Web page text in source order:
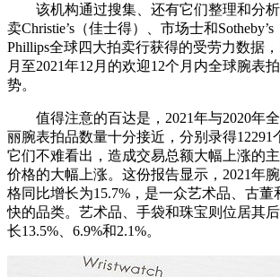
该机构通过搜集、还有它们整理和分析
卖Christie’s（佳士得）、市场士和
Phillips全球四大拍卖行获得的受劳力数据
月至2021年12月的欢迎12个月内全球腕表
势。
值得注意的百达是，2021年与2020年
丽腕表拍品数量十分接近，分别录得12291
它们不难看出，造成交易总额大幅上涨的
价格的大幅上涨。这份报告显示，2021年
格同比增长为15.7%，是一众艺术品、古董
快的品类。艺术品、手袋和珠宝则位居其
长13.5%、6.9%和2.1%。